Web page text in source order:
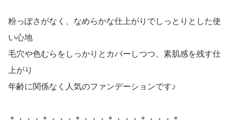
粉っぽさがなく、なめらかな仕上がりでしっとりとした使
い心地
毛穴や色むらをしっかりとカバーしつつ、素肌感を残す仕
上がり
年齢に関係なく人気のファンデーションです♪
＊・・・＊・・・＊・・・＊・・・＊・・・＊